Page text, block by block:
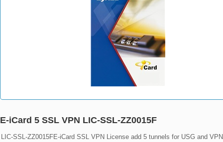
E-iCard 5 SSL VPN LIC-SSL-ZZ0015F
LIC-SSL-ZZ0015FE-iCard SSL VPN License add 5 tunnels for USG and